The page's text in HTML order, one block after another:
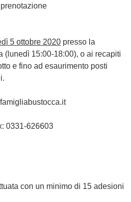
5 ottobre 2020 presso la
( lunedì 15:00-18:00), o ai recapiti
e fino ad esaurimento posti
0331-626603
con un minimo di 15 adesioni